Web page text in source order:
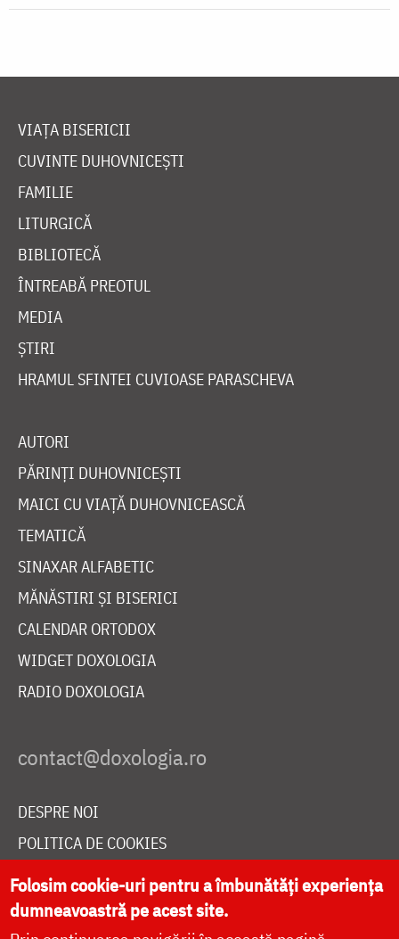
VIAȚA BISERICII
CUVINTE DUHOVNICEȘTI
FAMILIE
LITURGICĂ
BIBLIOTECĂ
ÎNTREABĂ PREOTUL
MEDIA
ȘTIRI
HRAMUL SFINTEI CUVIOASE PARASCHEVA
AUTORI
PĂRINȚI DUHOVNICEȘTI
MAICI CU VIAȚĂ DUHOVNICEASCĂ
TEMATICĂ
SINAXAR ALFABETIC
MĂNĂSTIRI ȘI BISERICI
CALENDAR ORTODOX
WIDGET DOXOLOGIA
RADIO DOXOLOGIA
DESPRE NOI
POLITICA DE COOKIES
DONEAZĂ ONLINE PENTRU CATEDRALA NAȚIONALĂ
Folosim cookie-uri pentru a îmbunătăți experiența
dumneavoastră pe acest site.